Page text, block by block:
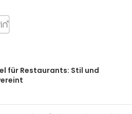
für Restaurants: Stil und